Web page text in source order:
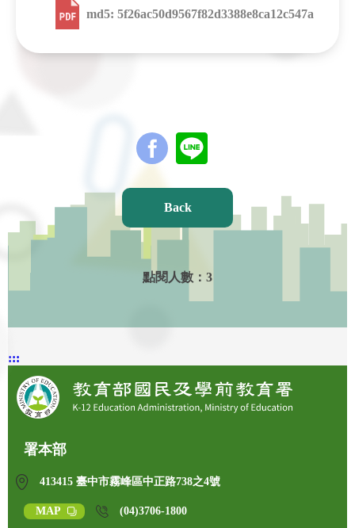
md5: 5f26ac50d9567f82d3388e8ca12c547a
Back
點閱人數： 3
:::
署本部
413415 臺中市霧峰區中正路738之4號
MAP (04)3706-1800